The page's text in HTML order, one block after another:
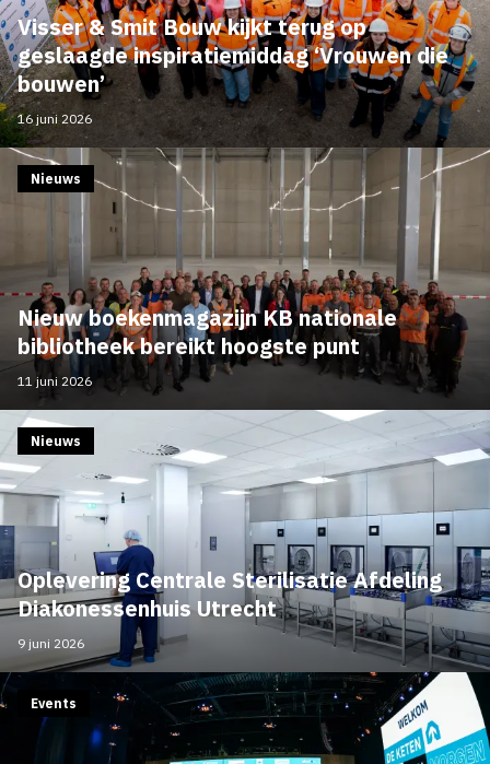
Visser & Smit Bouw kijkt terug op
geslaagde inspiratiemiddag ‘Vrouwen die
bouwen’
16 juni 2026
Nieuw boekenmagazijn KB nationale
bibliotheek bereikt hoogste punt
Nieuws
11 juni 2026
Oplevering Centrale Sterilisatie Afdeling
Diakonessenhuis Utrecht
Nieuws
9 juni 2026
Events